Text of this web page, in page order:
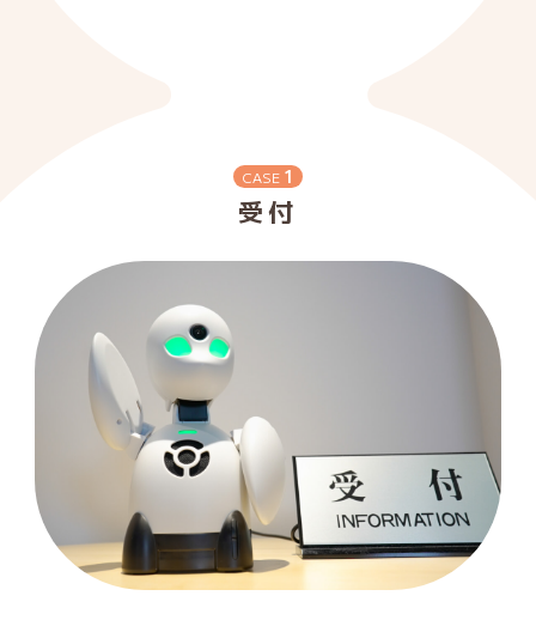
CASE 1
受付